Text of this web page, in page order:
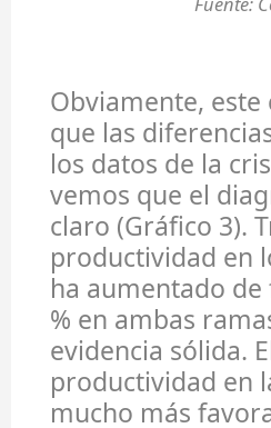
Obviamente,
que las
los datos de la
vemos que el
claro (Gráfico 3).
productividad en
ha aumentado
% en ambas
evidencia sólida.
productividad en
mucho más